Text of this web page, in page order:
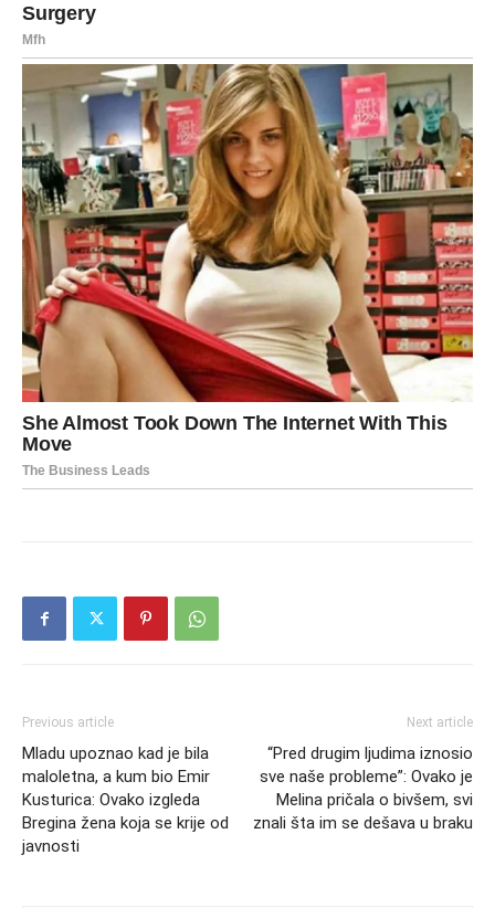
Previous article
Mladu upoznao kad je bila
maloletna, a kum bio Emir
Kusturica: Ovako izgleda
Bregina žena koja se krije od
javnosti
Next article
“Pred drugim ljudima iznosio
sve naše probleme”: Ovako je
Melina pričala o bivšem, svi
znali šta im se dešava u braku